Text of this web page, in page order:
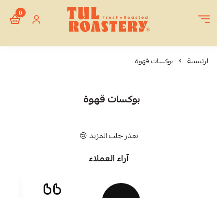
Tul Roastery
0
الرئيسية بوكسات قهوة
بوكسات قهوة
تعذر جلب المزيد 😢
آراء العملاء